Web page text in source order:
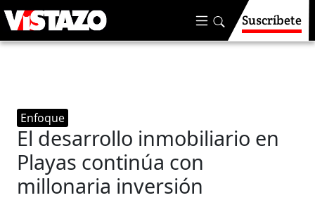
Suscríbete
Enfoque
El desarrollo inmobiliario en
Playas continúa con
millonaria inversión